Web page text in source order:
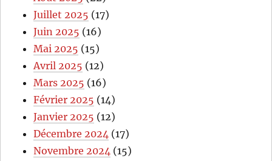
Juillet 2025 (17)
Juin 2025 (16)
Mai 2025 (15)
Avril 2025 (12)
Mars 2025 (16)
Février 2025 (14)
Janvier 2025 (12)
Décembre 2024 (17)
Novembre 2024 (15)